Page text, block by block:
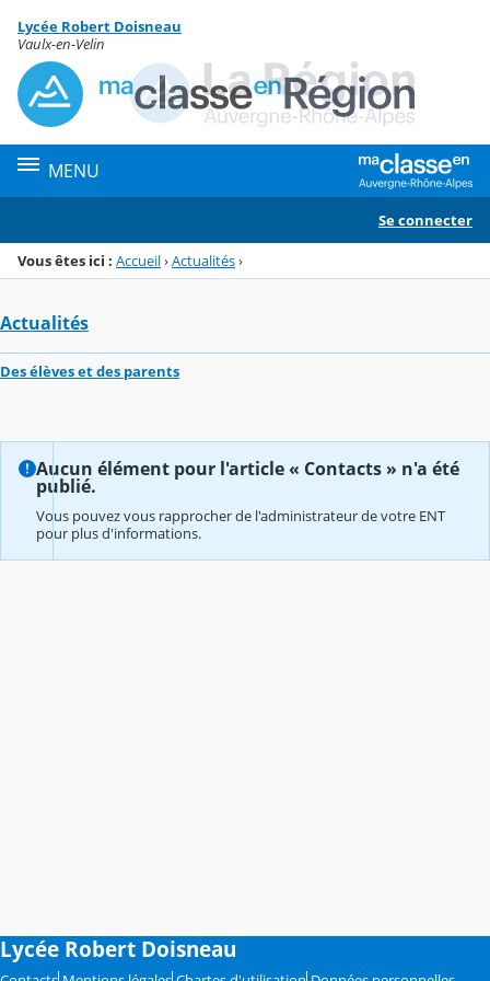
Menu de la rubrique
Contenu
Lycée Robert Doisneau
Vaulx-en-Velin
MENU
Se connecter
Vous êtes ici : Accueil›Actualités›
Actualités
Des élèves et des parents
Aucun élément pour l'article « Contacts » n'a été
publié.
Vous pouvez vous rapprocher de l'administrateur de votre ENT
pour plus d'informations.
Lycée Robert Doisneau